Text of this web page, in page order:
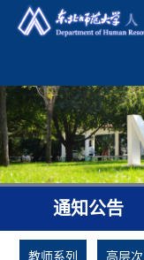
通知公告
教师系列 高层